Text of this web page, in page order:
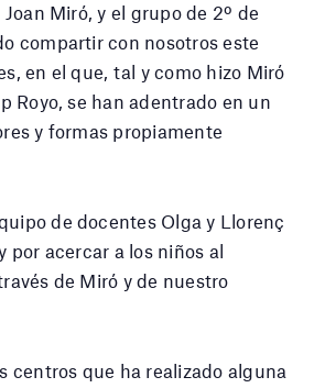
Miró, y el grupo de 2º de
compartir con nosotros este
en el que, tal y como hizo Miró
Royo, se han adentrado en un
y formas propiamente
de docentes Olga y Llorenç
por acercar a los niños al
de Miró y de nuestro
centros que ha realizado alguna